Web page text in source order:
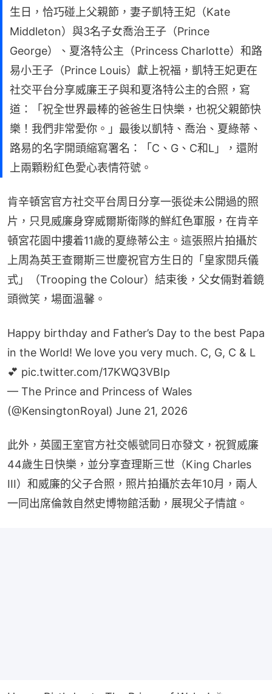
生日，恰巧碰上父親節，妻子凱特王妃（Kate
Middleton）與3名子女喬治王子（Prince
George）、夏洛特公主（Princess Charlotte）和路
易小王子（Prince Louis）獻上祝福，凱特王妃更在
社交平台分享威廉王子與和夏洛特公主的合照，寫
道：「祝全世界最棒的爸爸生日快樂，也祝父親節快
樂！我們非常愛你。」最後以凱特、喬治、夏綠蒂、
路易的名字開頭縮寫署名：「C、G、C和L」，還附
上兩顆粉紅色愛心表情符號。
肯辛頓宮官方社交平台周日分享一張從未公開過的照
片，只見威廉身穿威爾斯衛隊的鮮紅色軍服，在肯辛
頓宮花園中摟着11歲的夏綠蒂公主。這張照片拍攝於
上周為英王查爾斯三世慶祝官方生日的「皇家閱兵儀
式」（Trooping the Colour）結束後，父女倆對着鏡
頭微笑，場面溫馨。
Happy birthday and Father’s Day to the best Papa
in the World! We love you very much. C, G, C & L
💕 pic.twitter.com/17KWQ3VBIp
— The Prince and Princess of Wales
(@KensingtonRoyal) June 21, 2026
此外，英國王室官方社交帳號同日亦發文，祝賀威廉
44歲生日快樂，並分享查理斯三世（King Charles
III）和威廉的父子合照，照片拍攝於去年10月，兩人
一同出席倫敦自然史博物館活動，展現父子情誼。